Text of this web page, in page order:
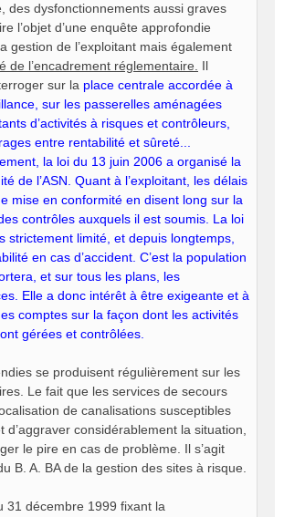
des dysfonctionnements aussi graves
l’objet d’une enquête approfondie
gestion de l’exploitant mais également
de l’encadrement réglementaire.
Il
sur la place centrale accordée à
sur les passerelles aménagées
d’activités à risques et contrôleurs,
entre rentabilité et sûreté...
la loi du 13 juin 2006 a organisé la
de l’ASN. Quant à l’exploitant, les délais
mise en conformité en disent long sur la
contrôles auxquels il est soumis. La loi
strictement limité, et depuis longtemps,
en cas d’accident. C’est la population
et sur tous les plans, les
Elle a donc intérêt à être exigeante et à
comptes sur la façon dont les activités
gérées et contrôlées.
se produisent régulièrement sur les
Le fait que les services de secours
de canalisations susceptibles
d’aggraver considérablement la situation,
le pire en cas de problème. Il s’agit
B. A. BA de la gestion des sites à risque.
31 décembre 1999 fixant la